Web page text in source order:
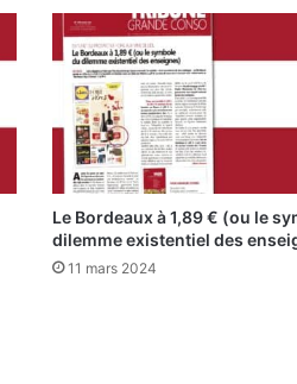
Le Bordeaux à 1,89 € (ou le
dilemme existentiel des
11 mars 2024